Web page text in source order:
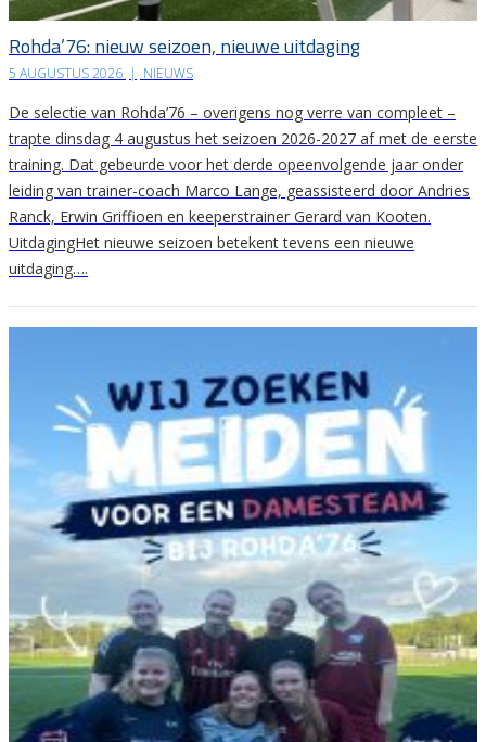
Rohda’76: nieuw seizoen, nieuwe uitdaging
5 AUGUSTUS 2026 | NIEUWS
De selectie van Rohda’76 – overigens nog verre van compleet –
trapte dinsdag 4 augustus het seizoen 2026-2027 af met de eerste
training. Dat gebeurde voor het derde opeenvolgende jaar onder
leiding van trainer-coach Marco Lange, geassisteerd door Andries
Ranck, Erwin Griffioen en keeperstrainer Gerard van Kooten.
UitdagingHet nieuwe seizoen betekent tevens een nieuwe
uitdaging….